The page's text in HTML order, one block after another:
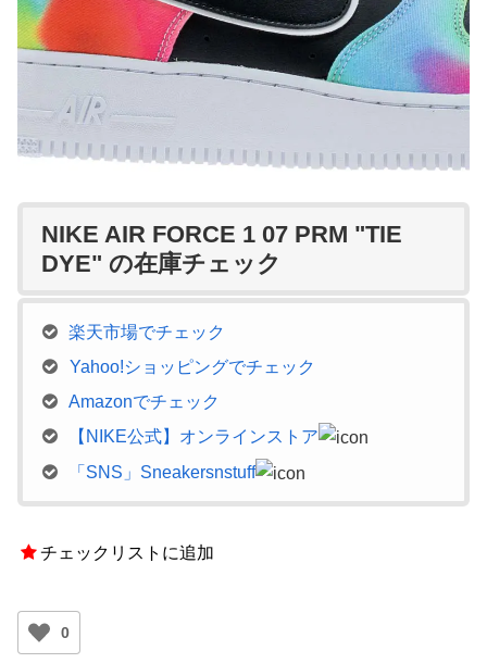
NIKE AIR FORCE 1 07 PRM "TIE
DYE" の在庫チェック
楽天市場でチェック
Yahoo!ショッピングでチェック
Amazonでチェック
【NIKE公式】オンラインストア
「SNS」Sneakersnstuff
チェックリストに追加
0